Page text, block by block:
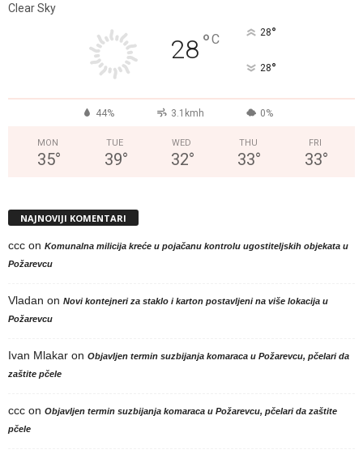
Clear Sky
28°C 28°
28°
44% 3.1kmh 0%
MON
35°
TUE
39°
WED
32°
THU
33°
FRI
33°
NAJNOVIJI KOMENTARI
ccc on Komunalna milicija kreće u pojačanu kontrolu ugostiteljskih objekata u
Požarevcu
Vladan on Novi kontejneri za staklo i karton postavljeni na više lokacija u
Požarevcu
Ivan Mlakar on Objavljen termin suzbijanja komaraca u Požarevcu, pčelari da
zaštite pčele
ccc on Objavljen termin suzbijanja komaraca u Požarevcu, pčelari da zaštite
pčele